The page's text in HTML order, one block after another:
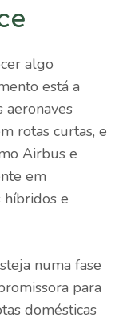
algo
está a
aeronaves
rotas curtas, e
Airbus e
em
híbridos e
numa fase
para
domésticas